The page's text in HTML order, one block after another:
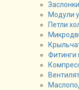
Модули
Петли